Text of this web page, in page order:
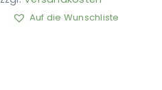
Auf die Wunschliste